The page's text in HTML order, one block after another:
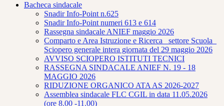
Bacheca sindacale
Snadir Info-Point n.625
Snadir Info-Point numeri 613 e 614
Rassegna sindacale ANIEF maggio 2026
Comparto e Area Istruzione e Ricerca_ settore Scuola_
Sciopero generale intera giornata del 29 maggio 2026
AVVISO SCIOPERO ISTITUTI TECNICI
RASSEGNA SINDACALE ANIEF N. 19 - 18
MAGGIO 2026
RIDUZIONE ORGANICO ATA AS 2026-2027
Assemblea sindacale FLC CGIL in data 11.05.2026
(ore 8.00 -11.00)